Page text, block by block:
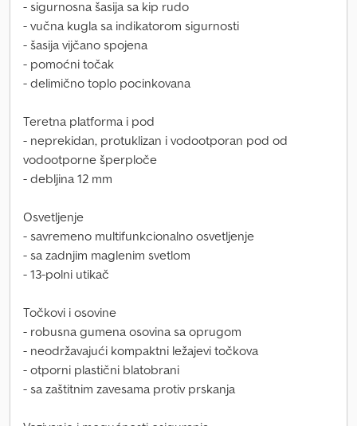
- sigurnosna šasija sa kip rudo
- vučna kugla sa indikatorom sigurnosti
- šasija vijčano spojena
- pomoćni točak
- delimično toplo pocinkovana
Teretna platforma i pod
- neprekidan, protuklizan i vodootporan pod od
vodootporne šperploče
- debljina 12 mm
Osvetljenje
- savremeno multifunkcionalno osvetljenje
- sa zadnjim maglenim svetlom
- 13-polni utikač
Točkovi i osovine
- robusna gumena osovina sa oprugom
- neodržavajući kompaktni ležajevi točkova
- otporni plastični blatobrani
- sa zaštitnim zavesama protiv prskanja